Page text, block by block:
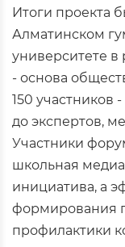
Итоги проекта
Алматинском
университете в
- основа
150 участников
до экспертов,
Участники
школьная
инициатива, а
формирования
профилактики